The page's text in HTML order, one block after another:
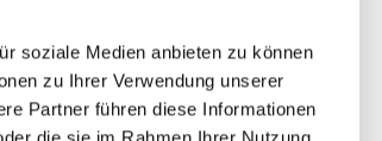
soziale Medien anbieten zu können
zu Ihrer Verwendung unserer
Partner führen diese Informationen